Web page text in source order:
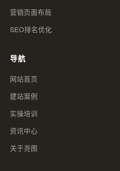
营销页面布局
SEO排名优化
导航
网站首页
建站案例
实操培训
资讯中心
关于尧图